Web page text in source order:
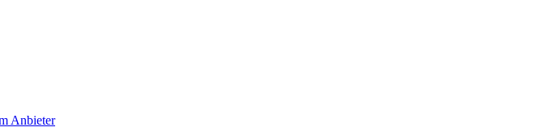
Anbieter